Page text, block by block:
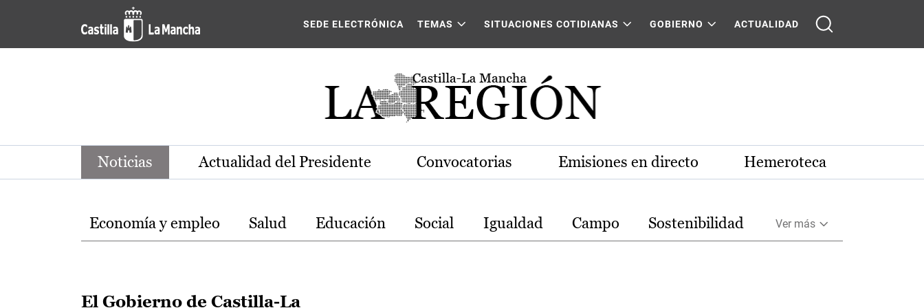
Pasar al contenido principal
Noticias de la región de Castilla-La Mancha
SEDE ELECTRÓNICA TEMAS SITUACIONES COTIDIANAS GOBIERNO ACTUALIDAD
Noticias Actualidad del Presidente Convocatorias Emisiones en directo Hemeroteca
Temas
Economía y empleo Salud Educación Social Igualdad Campo Sostenibilidad Ver más
El Gobierno de Castilla-La